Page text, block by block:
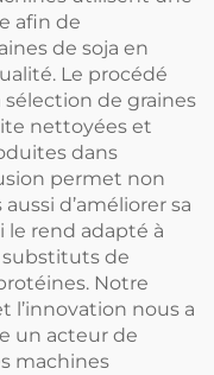
afin de
de soja en
Le procédé
de graines
nettoyées et
dans
permet non
d’améliorer sa
rend adapté à
substituts de
Notre
l’innovation nous a
un acteur de
machines